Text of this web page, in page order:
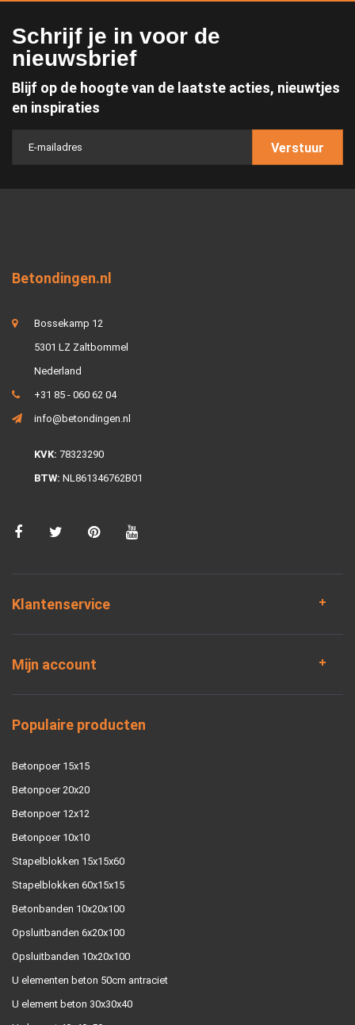
Schrijf je in voor de
nieuwsbrief
Blijf op de hoogte van de laatste acties, nieuwtjes
en inspiraties
Verstuur
Betondingen.nl
Bossekamp 12
5301 LZ Zaltbommel
Nederland
+31 85 - 060 62 04
info@betondingen.nl
KVK: 78323290
BTW: NL861346762B01
Klantenservice
Mijn account
Populaire producten
Betonpoer 15x15
Betonpoer 20x20
Betonpoer 12x12
Betonpoer 10x10
Stapelblokken 15x15x60
Stapelblokken 60x15x15
Betonbanden 10x20x100
Opsluitbanden 6x20x100
Opsluitbanden 10x20x100
U elementen beton 50cm antraciet
U element beton 30x30x40